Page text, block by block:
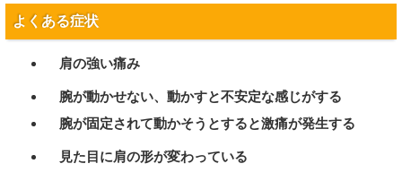
よくある症状
肩の強い痛み
腕が動かせない、動かすと不安定な感じがする
腕が固定されて動かそうとすると激痛が発生する
見た目に肩の形が変わっている